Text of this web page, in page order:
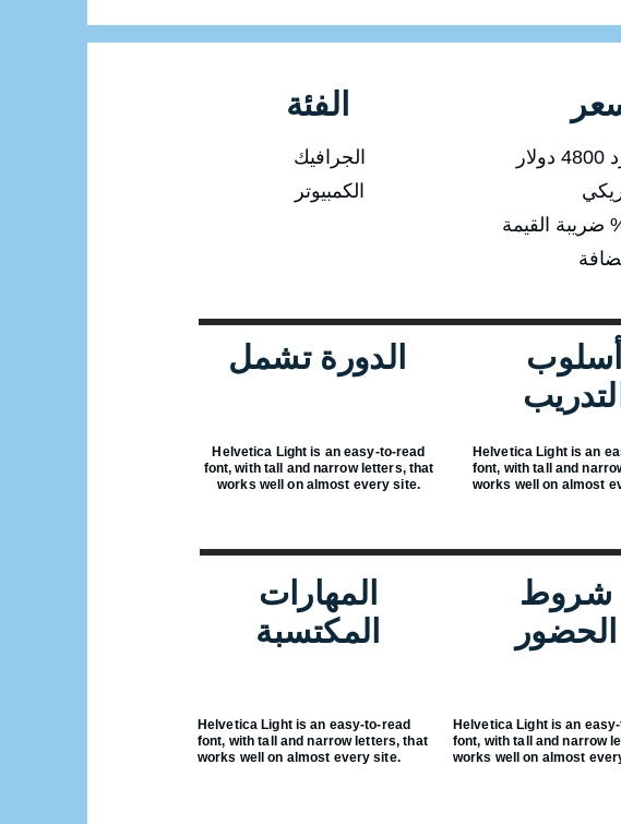
الفئة
الجرافيك
الكمبيوتر
السعر للفرد 4800 دولار
إضافة 5% ضريبة القيمة
الدورة تشمل
Helvetica Light is an easy-to-read
font, with tall and narrow letters, that
works well on almost every site.
أسلوب
التدريب
Helvetica Light is an
font, with tall and
works well on almost
المهارات
المكتسبة
شروط
الحضور
Helvetica Light is an easy-to-read
font, with tall and narrow letters, that
works well on almost every site.
Helvetica Light is an
font, with tall and narrow
works well on almost